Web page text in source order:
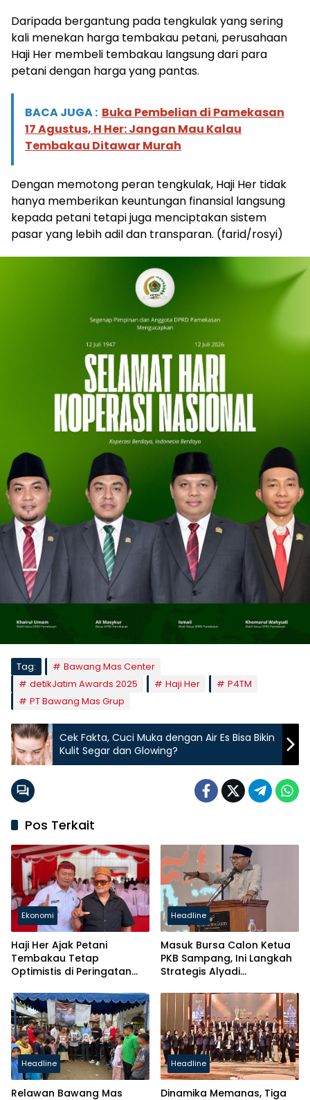
Daripada bergantung pada tengkulak yang sering
kali menekan harga tembakau petani, perusahaan
Haji Her membeli tembakau langsung dari para
petani dengan harga yang pantas.
BACA JUGA : Buka Pembelian di Pamekasan
17 Agustus, H Her: Jangan Mau Kalau
Tembakau Ditawar Murah
Dengan memotong peran tengkulak, Haji Her tidak
hanya memberikan keuntungan finansial langsung
kepada petani tetapi juga menciptakan sistem
pasar yang lebih adil dan transparan. (farid/rosyi)
Tag:
Bawang Mas Center
detikJatim Awards 2025
Haji Her
P4TM
PT Bawang Mas Grup
Cek Fakta, Cuci Muka dengan Air Es Bisa Bikin
Kulit Segar dan Glowing?
Pos Terkait
Ekonomi
Haji Her Ajak Petani
Tembakau Tetap
Optimistis di Peringatan
Timur
Headline
Masuk Bursa Calon Ketua
PKB Sampang, Ini Langkah
Strategis Alyadi
Partai
Headline
Relawan Bawang Mas
Headline
Dinamika Memanas, Tiga